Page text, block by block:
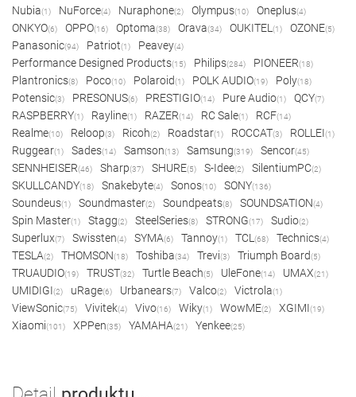
Nubia(1) NuForce(4) Nuraphone(2) Olympus(10) Oneplus(4)
ONKYO(6) OPPO(16) Optoma(38) Orava(34) OUKITEL (1) OZONE(5)
Panasonic(94) Patriot(1) Peavey(4)
Performance Designed Products(15) Philips(284) PIONEER(18)
Plantronics(8) Poco(10) Polaroid(1) POLK AUDIO(19) Poly(18)
Potensic(3) PRESONUS(6) PRESTIGIO(14) Pure Audio(1) QCY(7)
RASPBERRY(1) Rayline(1) RAZER(14) RC Sale(1) RCF(14)
Realme(10) Reloop(3) Ricoh(2) Roadstar(1) ROCCAT(3) ROLLEI(1)
Ruggear(1) Sades(14) Samson(13) Samsung(319) Sencor(45)
SENNHEISER(46) Sharp(37) SHURE(5) S-Idee(2) SilentiumPC(2)
SKULLCANDY(18) Snakebyte(4) Sonos(10) SONY(136)
Soundeus(1) Soundmaster(2) Soundpeats(8) SOUNDSATION(4)
Spin Master(1) Stagg(2) SteelSeries(8) STRONG(17) Sudio(2)
Superlux(7) Swissten(4) SYMA(6) Tannoy(1) TCL (68) Technics(4)
TESLA(2) THOMSON(18) Toshiba(34) Trevi(3) Triumph Board(5)
TRUAUDIO(19) TRUST(32) Turtle Beach(5) UleFone(14) UMAX(21)
UMIDIGI(2) uRage(6) Urbanears(7) Valco(2) Victrola(1)
ViewSonic(75) Vivitek(4) Vivo(16) Wiky(1) WowME(2) XGIMI(19)
Xiaomi(101) XPPen(35) YAMAHA(21) Yenkee(25)